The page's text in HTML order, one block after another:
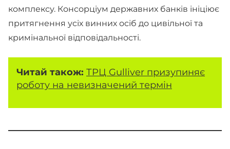
комплексу. Консорціум державних банків ініціює
притягнення усіх винних осіб до цивільної та
кримінальної відповідальності.
Читай також: ТРЦ Gulliver призупиняє
роботу на невизначений термін